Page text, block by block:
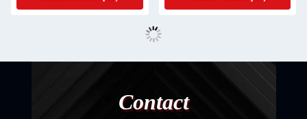
Contact